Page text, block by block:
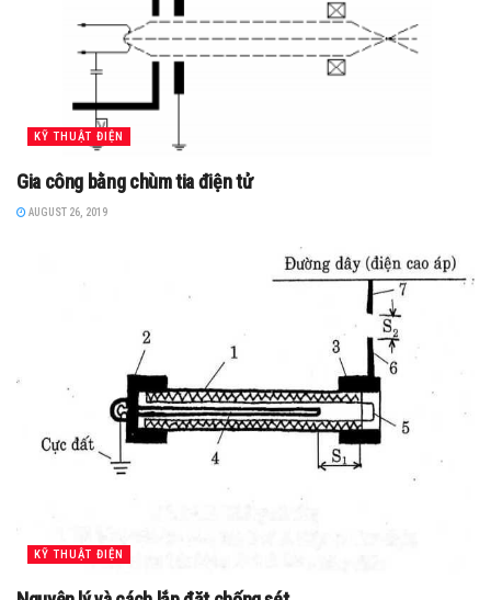
KỸ THUẬT ĐIỆN
Gia công bằng chùm tia điện tử
AUGUST 26, 2019
KỸ THUẬT ĐIỆN